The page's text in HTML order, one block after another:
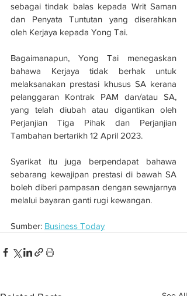
sebagai tindak balas kepada Writ Saman
dan Penyata Tuntutan yang diserahkan
oleh Kerjaya kepada Yong Tai.
Bagaimanapun, Yong Tai menegaskan
bahawa Kerjaya tidak berhak untuk
melaksanakan prestasi khusus SA kerana
pelanggaran Kontrak PAM dan/atau SA,
yang telah diubah atau digantikan oleh
Perjanjian Tiga Pihak dan Perjanjian
Tambahan bertarikh 12 April 2023.
Syarikat itu juga berpendapat bahawa
sebarang kewajipan prestasi di bawah SA
boleh diberi pampasan dengan sewajarnya
melalui bayaran ganti rugi kewangan.
Sumber: Business Today